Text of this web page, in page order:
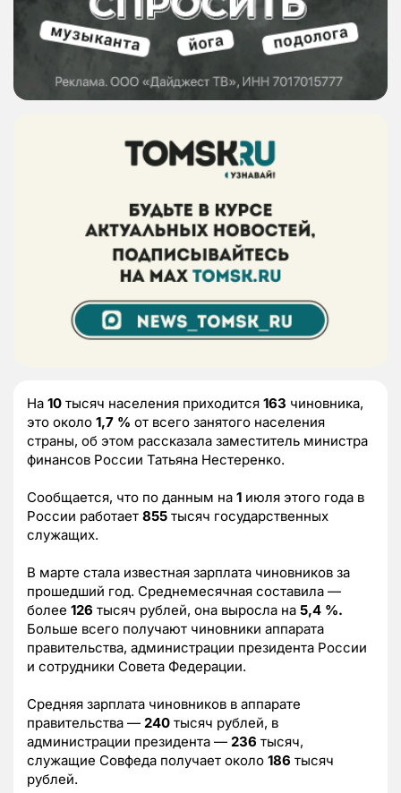
На 10 тысяч населения приходится 163 чиновника,
это около 1,7 % от всего занятого населения
страны, об этом рассказала заместитель министра
финансов России Татьяна Нестеренко.
Сообщается, что по данным на 1 июля этого года в
России работает 855 тысяч государственных
служащих.
В марте стала известная зарплата чиновников за
прошедший год. Среднемесячная составила —
более 126 тысяч рублей, она выросла на 5,4 %.
Больше всего получают чиновники аппарата
правительства, администрации президента России
и сотрудники Совета Федерации.
Средняя зарплата чиновников в аппарате
правительства — 240 тысяч рублей, в
администрации президента — 236 тысяч,
служащие Совфеда получает около 186 тысяч
рублей.